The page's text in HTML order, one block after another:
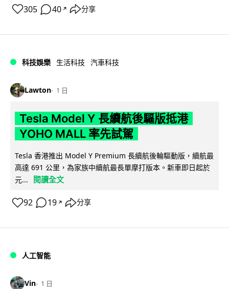
305 40 ↗ 分享
科技娛樂 生活科技 汽車科技
Lawton 1 日
Tesla Model Y 長續航後驅版抵港
YOHO MALL 率先試駕
Tesla 香港推出 Model Y Premium 長續航後輪驅動版，續航最
高達 691 公里，為家族中續航最長單摩打版本。新車即日起於
元...
閱讀全文
92 19 ↗ 分享
人工智能
Vin 1 日